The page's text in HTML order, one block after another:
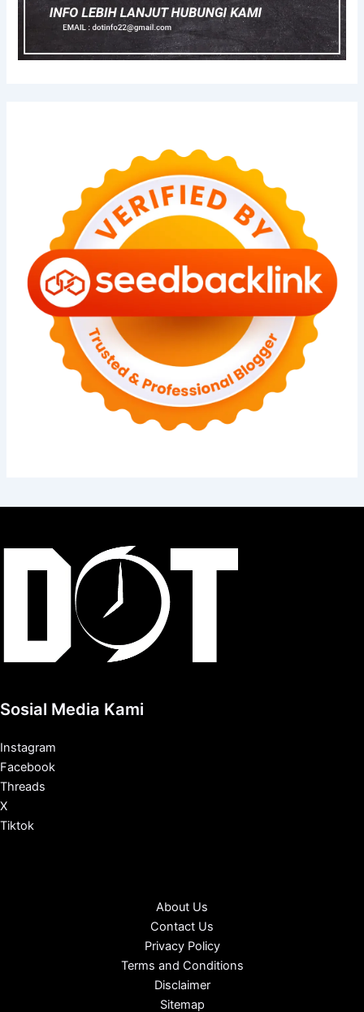
Sosial Media Kami
Instagram
Facebook
Threads
X
Tiktok
About Us
Contact Us
Privacy Policy
Terms and Conditions
Disclaimer
Sitemap